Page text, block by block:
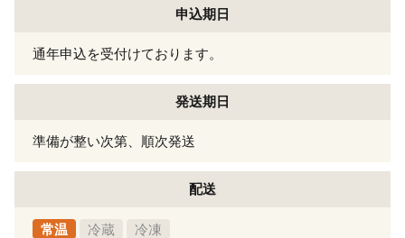
申込期日
通年申込を受付けております。
発送期日
準備が整い次第、順次発送
配送
常温 冷蔵 冷凍